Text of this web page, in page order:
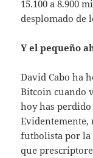
15.100 a 8.900
desplomado de
Y el pequeño
David Cabo ha
Bitcoin cuando
hoy has
Evidentemente,
futbolista por la
que